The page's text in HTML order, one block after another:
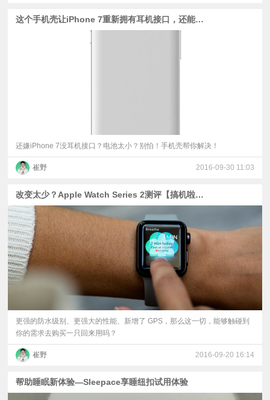
这个手机壳让iPhone 7重新拥有耳机接口，还能充电！
还嫌iPhone 7没耳机接口？电池太小？别怕！手机壳帮你解决！
崔野 2016-09-30 11:03
改变太少？Apple Watch Series 2测评【搞机啦字幕组】
更强的防水级别、更强大的性能、新增了 GPS，那么这一切，能够触碰到
你的需求去购买一只回来用吗？
崔野 2016-09-20 16:14
帮助睡眠新体验—Sleepace享睡纽扣试用体验